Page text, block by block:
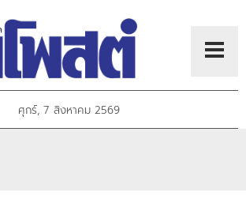
ศุกร์, 7 สิงหาคม 2569